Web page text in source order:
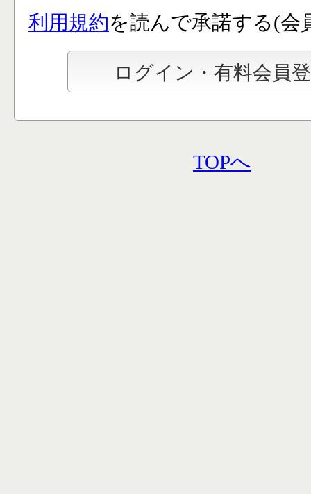
利用規約を読んで承諾する(会
TOPへ